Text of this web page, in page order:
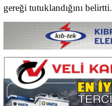
gereği tutuklandığını belirtti.